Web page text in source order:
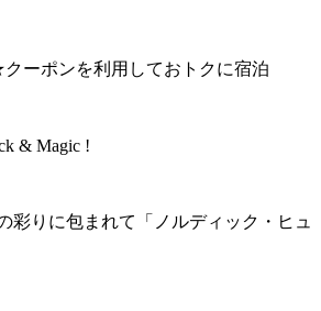
ーポンを利用しておトクに宿泊
& Magic !
彩りに包まれて「ノルディック・ヒュ